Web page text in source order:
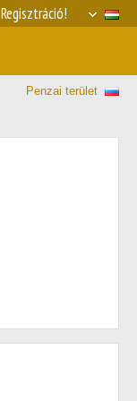
Regisztráció!
Penzai terület